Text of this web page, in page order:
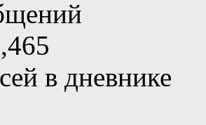
в дневнике